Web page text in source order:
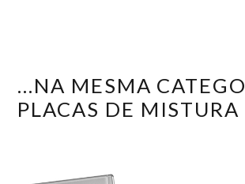
...NA MESMA
PLACAS DE MISTURA